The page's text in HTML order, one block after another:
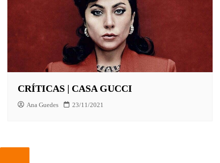
CRÍTICAS | CASA GUCCI
Ana Guedes 23/11/2021